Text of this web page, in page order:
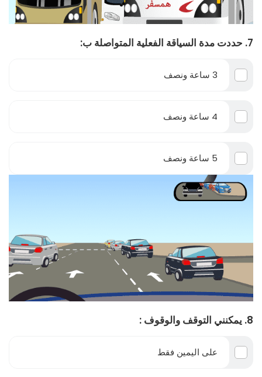
7. حددت مدة السياقة الفعلية المتواصلة ب:
3 ساعة ونصف
4 ساعة ونصف
5 ساعة ونصف
8. يمكنني التوقف والوقوف :
على اليمين فقط